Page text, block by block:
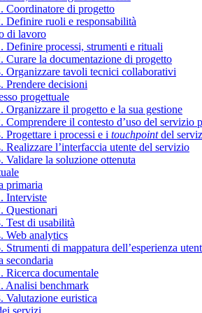
Coordinatore di progetto
Definire ruoli e responsabilità
di lavoro
Definire processi, strumenti e rituali
Curare la documentazione di progetto
Organizzare tavoli tecnici collaborativi
Prendere decisioni
progettuale
Organizzare il progetto e la sua gestione
Comprendere il contesto d’uso del servizio
Progettare i processi e i touchpointdel
Realizzare l’interfaccia utente del servizio
Validare la soluzione ottenuta
primaria
Interviste
Questionari
Test di usabilità
Web analytics
Strumenti di mappatura dell’esperienza
secondaria
Ricerca documentale
Analisi benchmark
Valutazione euristica
servizi